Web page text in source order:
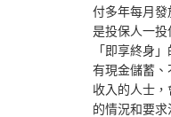
付多年每月發
是投保人一
「即享終身
有現金儲蓄、
收入的人士
的情況和要求